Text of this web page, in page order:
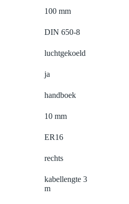
100 mm
DIN 650-8
luchtgekoeld
ja
handboek
10 mm
ER16
rechts
kabellengte 3
m